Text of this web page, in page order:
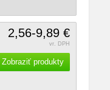
2,56-9,89 €
vr. DPH
Zobraziť produkty